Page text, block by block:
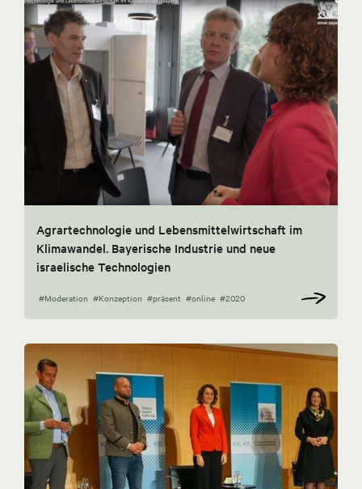
Agrartechnologie und Lebensmittelwirtschaft im
Klimawandel. Bayerische Industrie und neue
israelische Technologien
#Moderation #Konzeption #präsent #online #2020